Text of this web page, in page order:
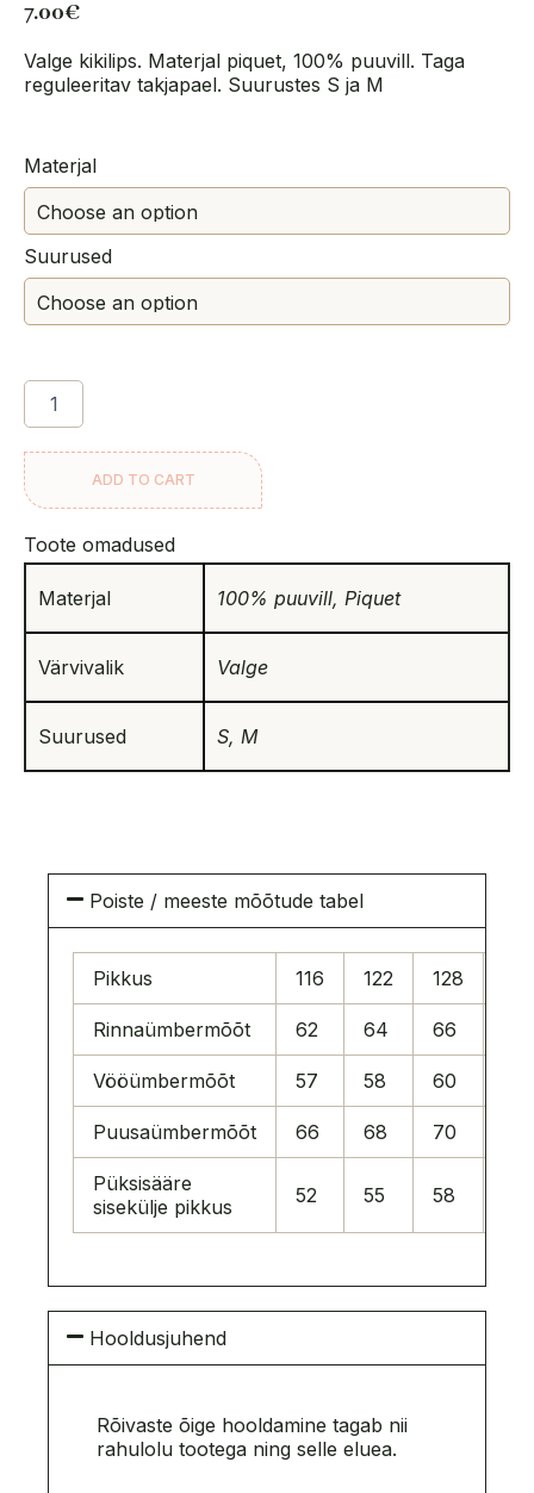
7.00€
Valge kikilips. Materjal piquet, 100% puuvill. Taga
reguleeritav takjapael. Suurustes S ja M
Materjal
Suurused
Kikilips
KIKI,
valge
quantity
ADD TO CART
Toote omadused
Materjal 100% puuvill, Piquet
Värvivalik Valge
Suurused S, M
Poiste / meeste mõõtude tabel
Pikkus 116 122 128
Rinnaümbermõõt 62 64 66
Vööümbermõõt 57 58 60
Puusaümbermõõt 66 68 70
Püksisääre
sisekülje pikkus
52 55 58
Hooldusjuhend
Rõivaste õige hooldamine tagab nii
rahulolu tootega ning selle eluea.